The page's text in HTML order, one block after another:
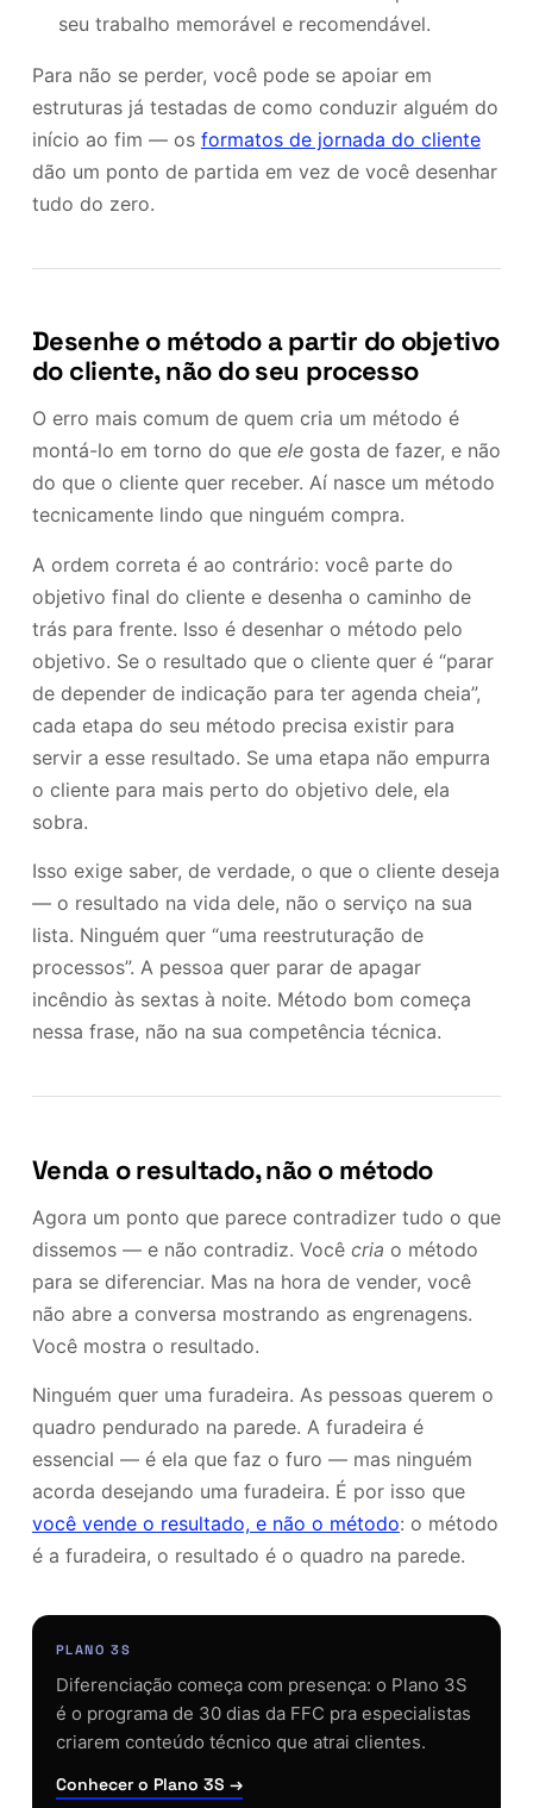
seu trabalho memorável e recomendável.
Para não se perder, você pode se apoiar em
estruturas já testadas de como conduzir alguém do
início ao fim — os formatos de jornada do cliente
dão um ponto de partida em vez de você desenhar
tudo do zero.
Desenhe o método a partir do objetivo
do cliente, não do seu processo
O erro mais comum de quem cria um método é
montá-lo em torno do que elegosta de fazer, e não
do que o cliente quer receber. Aí nasce um método
tecnicamente lindo que ninguém compra.
A ordem correta é ao contrário: você parte do
objetivo final do cliente e desenha o caminho de
trás para frente. Isso é desenhar o método pelo
objetivo. Se o resultado que o cliente quer é “parar
de depender de indicação para ter agenda cheia”,
cada etapa do seu método precisa existir para
servir a esse resultado. Se uma etapa não empurra
o cliente para mais perto do objetivo dele, ela
sobra.
Isso exige saber, de verdade, o que o cliente deseja
— o resultado na vida dele, não o serviço na sua
lista. Ninguém quer “uma reestruturação de
processos”. A pessoa quer parar de apagar
incêndio às sextas à noite. Método bom começa
nessa frase, não na sua competência técnica.
Venda o resultado, não o método
Agora um ponto que parece contradizer tudo o que
dissemos — e não contradiz. Você cria o método
para se diferenciar. Mas na hora de vender, você
não abre a conversa mostrando as engrenagens.
Você mostra o resultado.
Ninguém quer uma furadeira. As pessoas querem o
quadro pendurado na parede. A furadeira é
essencial — é ela que faz o furo — mas ninguém
acorda desejando uma furadeira. É por isso que
você vende o resultado, e não o método: o método
é a furadeira, o resultado é o quadro na parede.
PLANO 3S
Diferenciação começa com presença: o Plano 3S
é o programa de 30 dias da FFC pra especialistas
criarem conteúdo técnico que atrai clientes.
Conhecer o Plano 3S →